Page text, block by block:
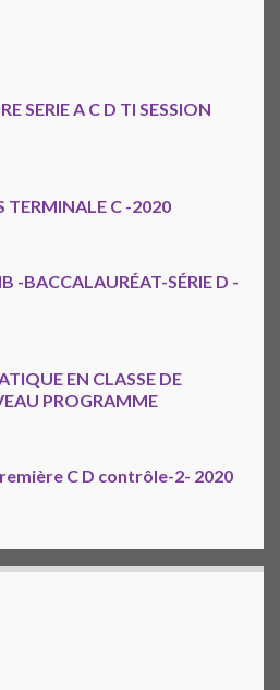
SERIE A C D TI SESSION
TERMINALE C -2020
-BACCALAURÉAT-SÉRIE D -
EN CLASSE DE
PROGRAMME
C D contrôle-2- 2020